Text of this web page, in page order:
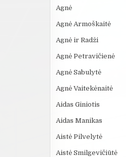
Agnė
Agnė Armoškaitė
Agnė ir Radži
Agnė Petravičienė
Agnė Sabulytė
Agnė Vaitekėnaitė
Aidas Giniotis
Aidas Manikas
Aistė Pilvelytė
Aistė Smilgevičiūtė